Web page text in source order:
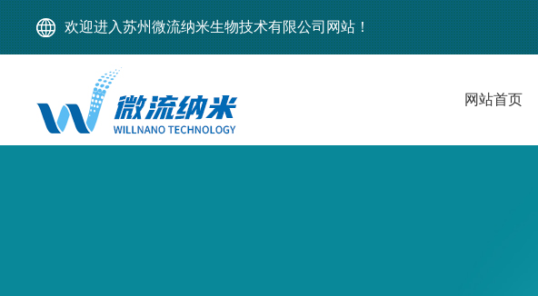
欢迎进入苏州微流纳米生物技术有限公司网站！
网站首页